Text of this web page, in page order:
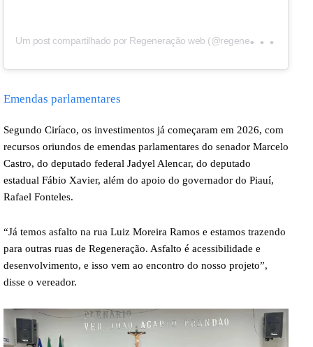
U
m post compartilhado por Regeneração web (@regeneracaoweb)
Emendas parlamentares
Segundo Ciríaco, os investimentos já começaram em 2026, com
recursos oriundos de emendas parlamentares do senador Marcelo
Castro, do deputado federal Jadyel Alencar, do deputado
estadual Fábio Xavier, além do apoio do governador do Piauí,
Rafael Fonteles.
“Já temos asfalto na rua Luiz Moreira Ramos e estamos trazendo
para outras ruas de Regeneração. Asfalto é acessibilidade e
desenvolvimento, e isso vem ao encontro do nosso projeto”,
disse o vereador.